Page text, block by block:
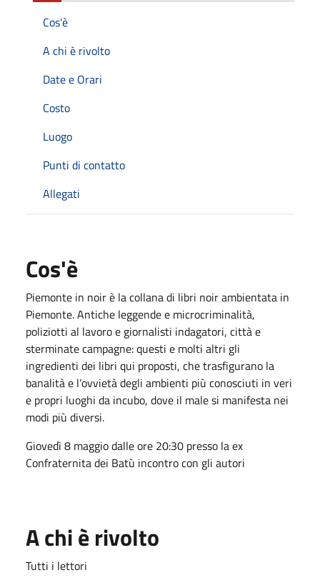
Cos'è
A chi è rivolto
Date e Orari
Costo
Luogo
Punti di contatto
Allegati
Cos'è
Piemonte in noir è la collana di libri noir ambientata in
Piemonte. Antiche leggende e microcriminalità,
poliziotti al lavoro e giornalisti indagatori, città e
sterminate campagne: questi e molti altri gli
ingredienti dei libri qui proposti, che trasfigurano la
banalità e l’ovvietà degli ambienti più conosciuti in veri
e propri luoghi da incubo, dove il male si manifesta nei
modi più diversi.
Giovedì 8 maggio dalle ore 20:30 presso la ex
Confraternita dei Batù incontro con gli autori
A chi è rivolto
Tutti i lettori